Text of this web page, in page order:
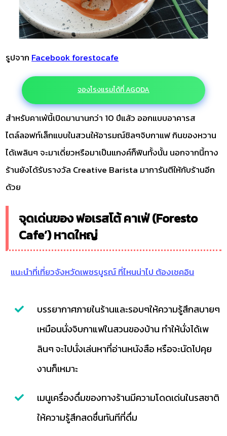
รูปจากFacebook forestocafe
จองโรงแรมได้ที่ AGODA
สำหรับคาเฟ่นี้เปิดมานานกว่า 10 ปีแล้ว ออกแบบอาคารส
ไตล์ลอฟท์เล็กแบบในสวนให้อารมณ์ชิลๆจิบกาแฟ กินของหวาน
ได้เพลินๆ จะมาเดี่ยวหรือมาเป็นแกงค์ก็ฟินทั้งนั้น นอกจากนี้ทาง
ร้านยังได้รับรางวัล Creative Barista มาการันตีให้กับร้านอีก
ด้วย
จุดเด่นของ ฟอเรสโต้ คาเฟ่ (Foresto
Cafe’) หาดใหญ่
แนะนำที่เที่ยวจังหวัดเพชรบูรณ์ ที่ไหนน่าไป ต้องเชคอิน
บรรยากาศภายในร้านและรอบๆให้ความรู้สึกสบายๆ
เหมือนนั่งจิบกาแฟในสวนของบ้าน ทำให้นั่งได้เพ
ลินๆ จะไปนั่งเล่นหาที่อ่านหนังสือ หรือจะนัดไปคุย
งานก็เหมาะ
เมนูเครื่องดื่มของทางร้านมีความโดดเด่นในรสชาติ
ให้ความรู้สึกสดชื่นทันทีที่ดื่ม